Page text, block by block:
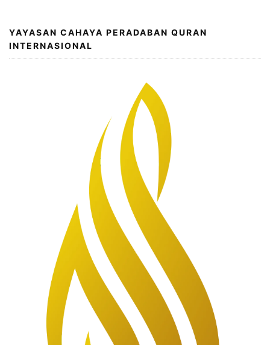
YAYASAN CAHAYA PERADABAN QURAN
INTERNASIONAL